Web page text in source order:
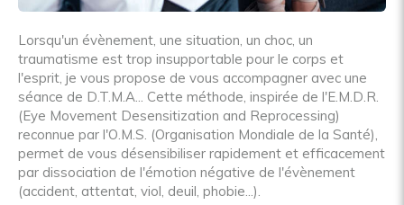
Lorsqu'un évènement, une situation, un choc, un
traumatisme est trop insupportable pour le corps et
l'esprit, je vous propose de vous accompagner avec une
séance de D.T.M.A... Cette méthode, inspirée de l'E.M.D.R.
(Eye Movement Desensitization and Reprocessing)
reconnue par l'O.M.S. (Organisation Mondiale de la Santé),
permet de vous désensibiliser rapidement et efficacement
par dissociation de l'émotion négative de l'évènement
(accident, attentat, viol, deuil, phobie...).